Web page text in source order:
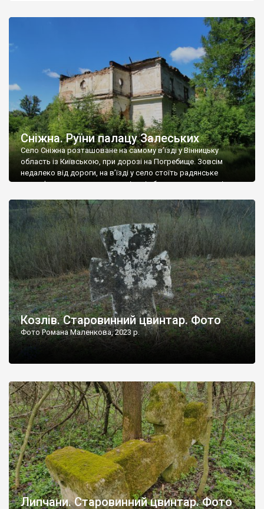
Наддністрянське відрізняється від більшості навколишніх
сіл. У селі є мурована Михайлівська церква. Точної дати […]
Сніжна. Руїни палацу Залеських
Село Сніжна розташоване на самому в’їзді у Вінницьку
область із Київською, при дорозі на Погребище. Зовсім
недалеко від дороги, на в’їзді у село стоїть радянське
рельєфне пано, яке показує жінку і яблуню, а трохи далі, десь
не видно, але видно дві стареньких колії у траві – […]
Козлів. Старовинний цвинтар. Фото
Фото Романа Маленкова, 2023 р.
Липчани. Старовинний цвинтар. Фото